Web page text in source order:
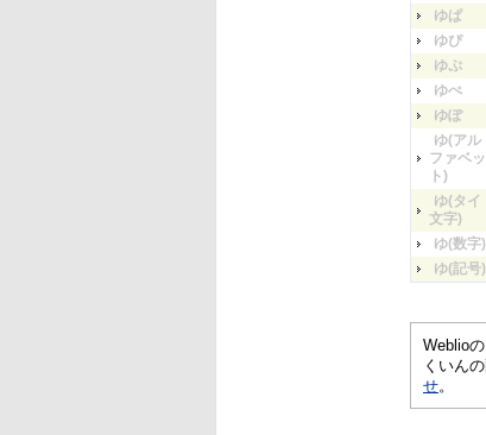
ゆぱ
ゆぴ
ゆぷ
ゆぺ
ゆぽ
ゆ(アル
ファベッ
ト)
ゆ(タイ
文字)
ゆ(数字)
ゆ(記号)
Weblio
くいん
せ。